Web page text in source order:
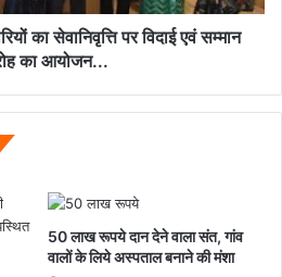
का सेवानिवृत्ति पर विदाई एवं सम्मान
का आयोजन...
50 लाख रूपये दान देने वाला संत, गांव
वालों के लिये अस्‍पताल बनाने की मंशा